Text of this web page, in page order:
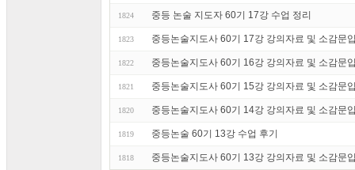
1824 중등 논술 지도자 60기 17강 수업 정리
1823 중등논술지도사 60기 17강 강의자료 및 소감문
1822 중등논술지도사 60기 16강 강의자료 및 소감문
1821 중등논술지도사 60기 15강 강의자료 및 소감문
1820 중등논술지도사 60기 14강 강의자료 및 소감문
1819 중등논술 60기 13강 수업 후기
1818 중등논술지도사 60기 13강 강의자료 및 소감문